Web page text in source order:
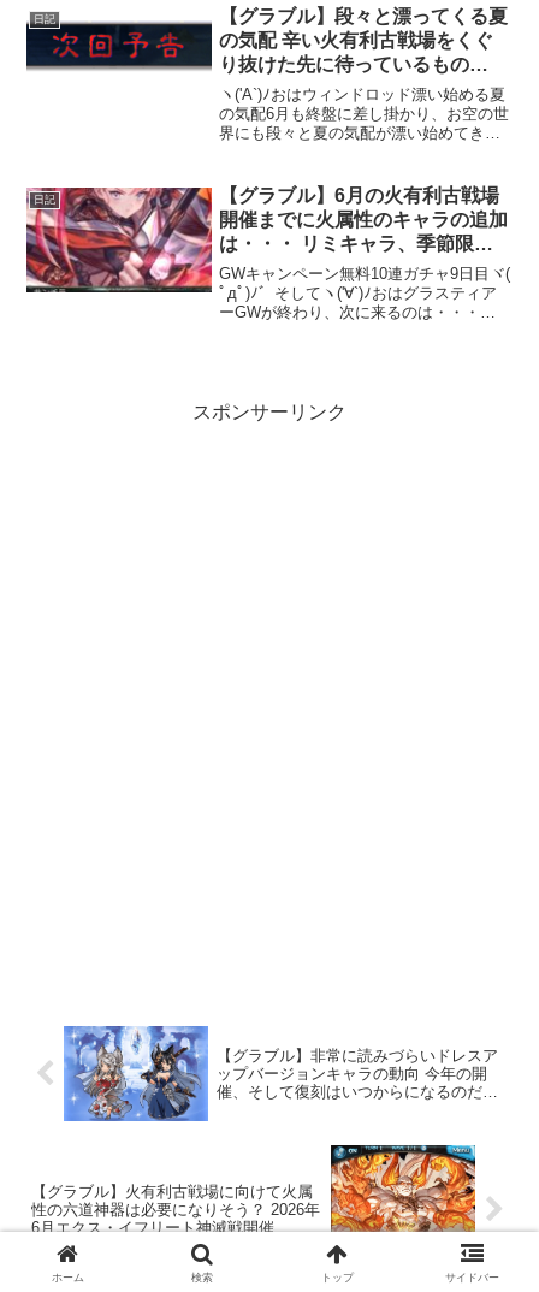
て、次回の古戦場は・・・2026年6月火
有...
日記
【グラブル】段々と漂ってくる夏
の気配 辛い火有利古戦場をくぐ
り抜けた先に待っているもの
は・・・
ヽ('A`)ﾉおはウィンドロッド漂い始める夏
の気配6月も終盤に差し掛かり、お空の世
界にも段々と夏の気配が漂い始めてきて
ステになるようですがそこはかとなく漂
う恐怖感(;ﾟД...
日記
【グラブル】6月の火有利古戦場
開催までに火属性のキャラの追加
は・・・ リミキャラ、季節限定
キャラの実装はあるのだろうか
GWキャンペーン無料10連ガチャ9日目ヾ(
ﾟдﾟ)ﾉ゛そしてヽ('∀`)ﾉおはグラスティア
ーGWが終わり、次に来るのは・・・
スポンサーリンク
【グラブル】非常に読みづらいドレスア
ップバージョンキャラの動向 今年の開
催、そして復刻はいつからになるのだろ
【グラブル】火有利古戦場に向けて火属
性の六道神器は必要になりそう？ 2026年
6月エクス・イフリート神滅戦開催
ホーム 検索 トップ サイドバー